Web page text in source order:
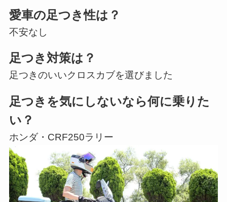
愛車の足つき性は？
不安なし
足つき対策は？
足つきのいいクロスカブを選びました
足つきを気にしないなら何に乗りた
い？
ホンダ・CRF250ラリー